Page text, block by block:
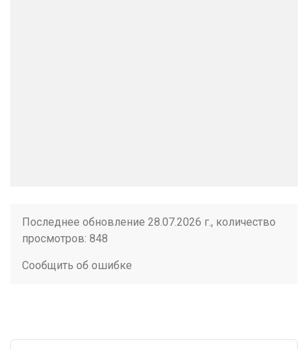
Последнее обновление 28.07.2026 г., количество
просмотров: 848
Сообщить об ошибке